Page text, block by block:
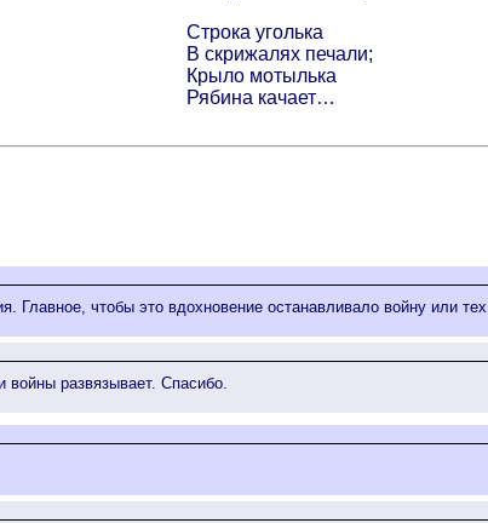
Строка уголька
В скрижалях печали;
Крыло мотылька
Рябина качает…
Главное, чтобы это вдохновение останавливало войну или тех,
войны развязывает. Спасибо.